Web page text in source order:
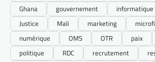
Ghana
gouvernement informatique
Justice
Mali marketing
numérique
OMS OTR paix
politique
RDC recrutement